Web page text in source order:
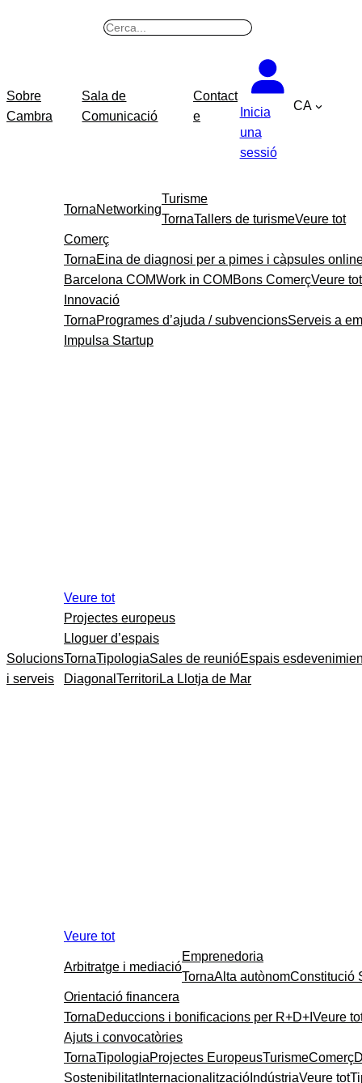
B
Sobre
Cambra
Sala de
Comunicació
Contact
e
Inicia
una
sessió
CA
Solucions
i serveis
TornaNetworking
Turisme
TornaTallers de turismeVeure tot
Comerç
TornaEina de diagnosi per a pimes i càpsules
Barcelona COMWork in COM Bons ComerçVeure tot
Innovació
TornaProgrames d’ajuda / subvencionsServeis a
Impulsa Startup
Veure tot
Projectes europeus
Lloguer d’espais
TornaTipologiaSales de reunióEspais
Diagonal Territori La Llotja de Mar
Veure tot
Arbitratge i mediació
Emprenedoria
TornaAlta autònomConstitució
Orientació financera
TornaDeduccions i bonificacions per R+D+I Veure
Ajuts i convocatòries
TornaTipologiaProjectes EuropeusTurismeComerç
SostenibilitatInternacionalització IndústriaVeure tot